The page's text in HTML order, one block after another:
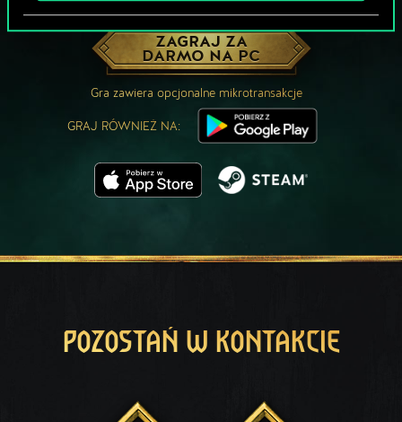
ZAGRAJ ZA
DARMO NA PC
Gra zawiera opcjonalne mikrotransakcje
GRAJ RÓWNIEŻ NA:
POZOSTAŃ W KONTAKCIE